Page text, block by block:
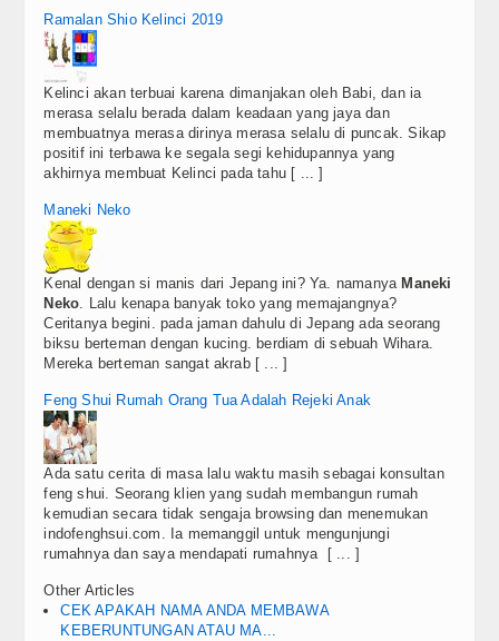
Ramalan Shio Kelinci 2019
Kelinci akan terbuai karena dimanjakan oleh Babi, dan ia
merasa selalu berada dalam keadaan yang jaya dan
membuatnya merasa dirinya merasa selalu di puncak. Sikap
positif ini terbawa ke segala segi kehidupannya yang
akhirnya membuat Kelinci pada tahu [ ... ]
Maneki Neko
Kenal dengan si manis dari Jepang ini? Ya. namanya Maneki
Neko. Lalu kenapa banyak toko yang memajangnya?
Ceritanya begini. pada jaman dahulu di Jepang ada seorang
biksu berteman dengan kucing. berdiam di sebuah Wihara.
Mereka berteman sangat akrab [ ... ]
Feng Shui Rumah Orang Tua Adalah Rejeki Anak
Ada satu cerita di masa lalu waktu masih sebagai konsultan
feng shui. Seorang klien yang sudah membangun rumah
kemudian secara tidak sengaja browsing dan menemukan
indofenghsui.com. Ia memanggil untuk mengunjungi
rumahnya dan saya mendapati rumahnya [ ... ]
Other Articles
CEK APAKAH NAMA ANDA MEMBAWA
KEBERUNTUNGAN ATAU MA...